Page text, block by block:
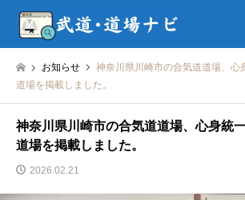
お知らせ
神奈川県川崎市の合気道道場、心
道場を掲載しました。
神奈川県川崎市の合気道道場、心身統
道場を掲載しました。
2026.02.21